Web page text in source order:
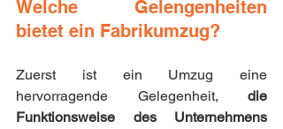
Welche Gelengenheiten
bietet ein Fabrikumzug?
Zuerst ist ein Umzug eine
hervorragende Gelegenheit, die
Funktionsweise des Unternehmens